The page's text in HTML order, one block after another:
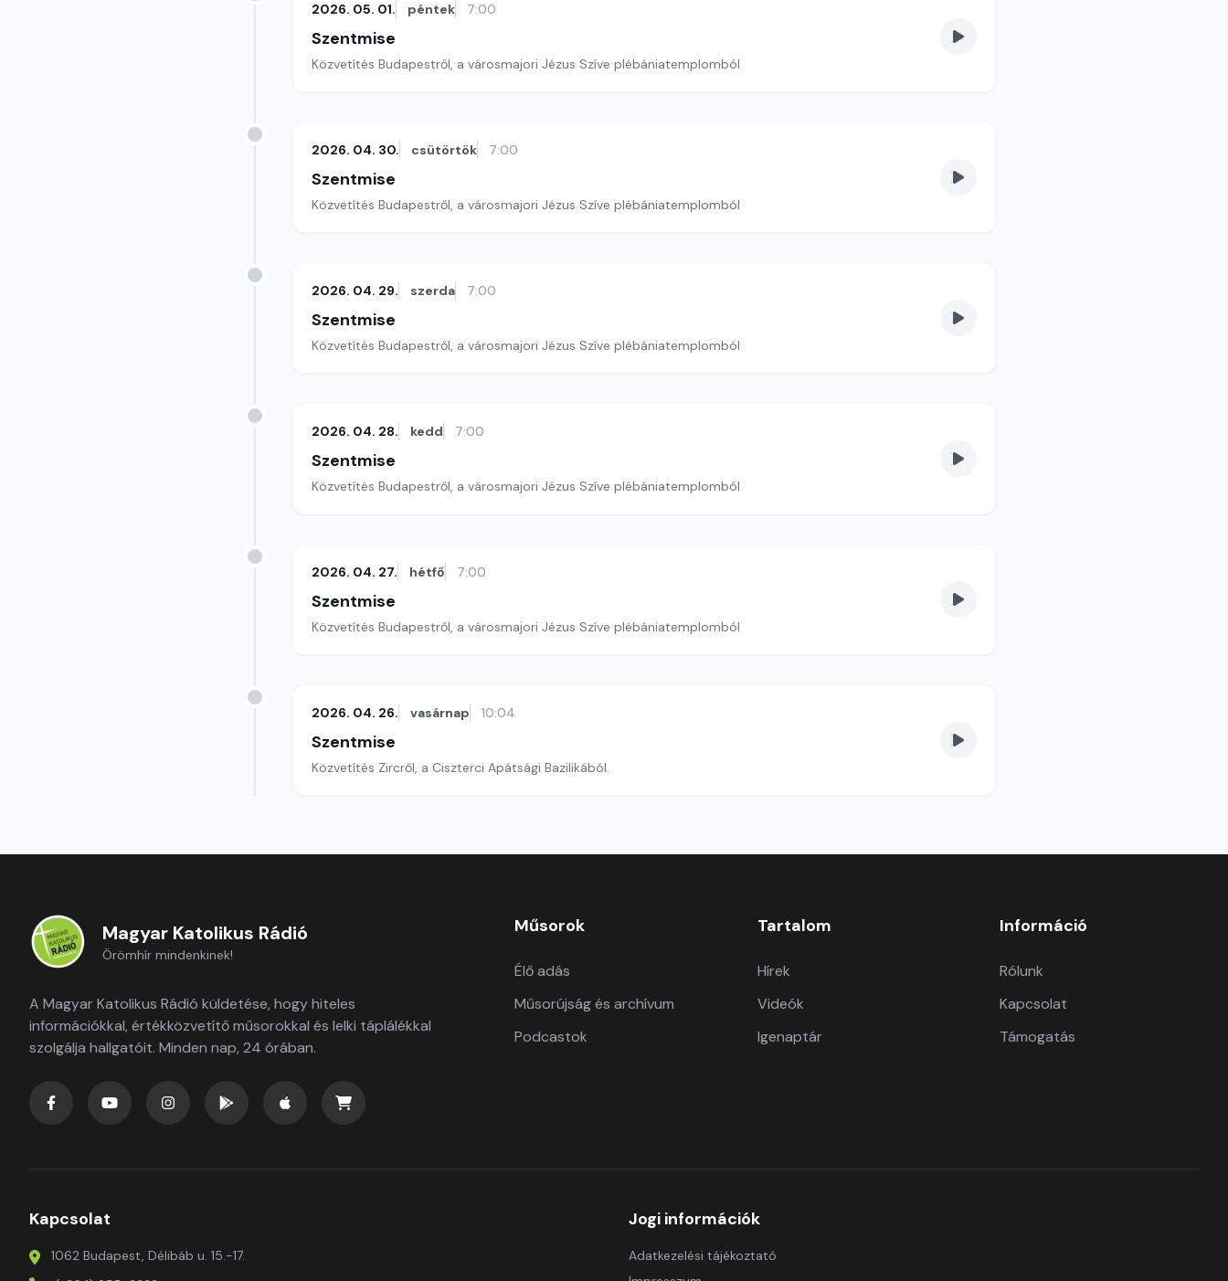
2026. 05. 01. péntek 7:00
Szentmise
Közvetítés Budapestről, a városmajori Jézus Szíve plébániatemplomból
2026. 04. 30. csütörtök 7:00
Szentmise
Közvetítés Budapestről, a városmajori Jézus Szíve plébániatemplomból
2026. 04. 29. szerda 7:00
Szentmise
Közvetítés Budapestről, a városmajori Jézus Szíve plébániatemplomból
2026. 04. 28. kedd 7:00
Szentmise
Közvetítés Budapestről, a városmajori Jézus Szíve plébániatemplomból
2026. 04. 27. hétfő 7:00
Szentmise
Közvetítés Budapestről, a városmajori Jézus Szíve plébániatemplomból
2026. 04. 26. vasárnap 10:04
Szentmise
Közvetítés Zircről, a Ciszterci Apátsági Bazilikából.
Magyar Katolikus Rádió
Örömhír mindenkinek!
A Magyar Katolikus Rádió küldetése, hogy hiteles
információkkal, értékközvetítő műsorokkal és lelki táplálékkal
szolgálja hallgatóit. Minden nap, 24 órában.
Műsorok
Élő adás
Műsorújság és archívum
Podcastok
Tartalom
Hírek
Videók
Igenaptár
Információ
Rólunk
Kapcsolat
Támogatás
Kapcsolat
1062 Budapest, Délibáb u. 15.-17.
Jogi információk
Adatkezelési tájékoztató